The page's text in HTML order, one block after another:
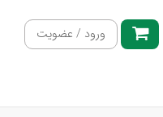
ورود / عضویت